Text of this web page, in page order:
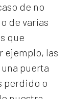
de no
de varias
que
ejemplo, las
puerta
perdido o